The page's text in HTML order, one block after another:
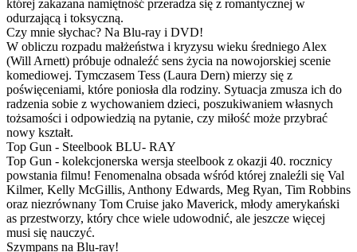
której zakazana namiętność przeradza się z romantycznej w
odurzającą i toksyczną.
Czy mnie słychac? Na Blu-ray i DVD!
W obliczu rozpadu małżeństwa i kryzysu wieku średniego Alex
(Will Arnett) próbuje odnaleźć sens życia na nowojorskiej scenie
komediowej. Tymczasem Tess (Laura Dern) mierzy się z
poświęceniami, które poniosła dla rodziny. Sytuacja zmusza ich do
radzenia sobie z wychowaniem dzieci, poszukiwaniem własnych
tożsamości i odpowiedzią na pytanie, czy miłość może przybrać
nowy kształt.
Top Gun - Steelbook BLU- RAY
Top Gun - kolekcjonerska wersja steelbook z okazji 40. rocznicy
powstania filmu! Fenomenalna obsada wśród której znaleźli się Val
Kilmer, Kelly McGillis, Anthony Edwards, Meg Ryan, Tim Robbins
oraz niezrównany Tom Cruise jako Maverick, młody amerykański
as przestworzy, który chce wiele udowodnić, ale jeszcze więcej
musi się nauczyć.
Szympans na Blu-ray!